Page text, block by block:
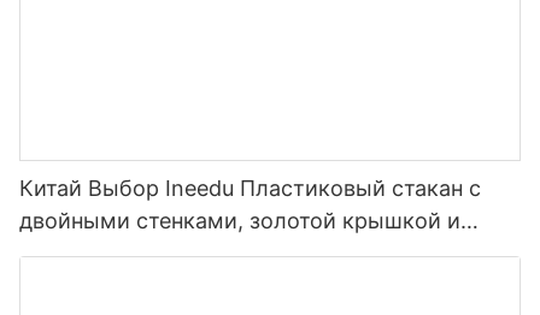
Китай Выбор Ineedu Пластиковый стакан с
двойными стенками, золотой крышкой и
соломой Think Fabulous Be Fabulous